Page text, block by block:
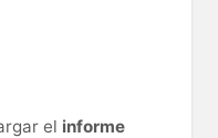
el informe